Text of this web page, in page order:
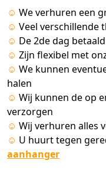
☺ We verhuren een
☺ Veel verschillende
☺ De 2de dag
☺ Zijn flexibel met
☺ We kunnen
halen
☺ Wij kunnen de op
verzorgen
☺ Wij verhuren alles
☺ U huurt tegen
aanhanger